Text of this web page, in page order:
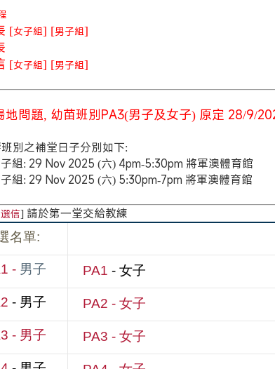
[女子組] [男子組]
[女子組] [男子組]
地問題, 幼苗班別PA3(男子及女子) 原定 28/9/
別之補堂日子分別如下:
組: 29 Nov 2025 (六) 4pm-5:30pm 將軍澳體育館
組: 29 Nov 2025 (六) 5:30pm-7pm 將軍澳體育館
信] 請於第一堂交給教練
名單:
- 男子 PA1 - 女子
- 男子 PA2 - 女子
- 男子 PA3 - 女子